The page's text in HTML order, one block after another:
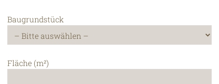
Baugrundstück
Fläche (m²)